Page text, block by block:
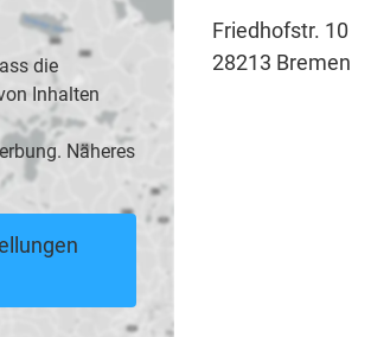
die
Inhalten
Näheres
Friedhofstr. 10
28213 Bremen